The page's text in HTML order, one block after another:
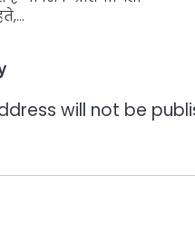
will not be